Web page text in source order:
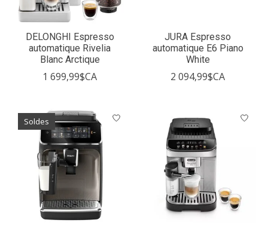
DELONGHI Espresso
automatique Rivelia
Blanc Arctique
1 699,99$CA
JURA Espresso
automatique E6 Piano
White
2 094,99$CA
Soldes